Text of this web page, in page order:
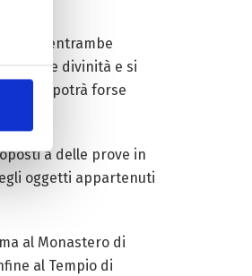
– entrambe
alle divinità e si
– potrà forse
a delle prove in
oggetti appartenuti
al Monastero di
al Tempio di